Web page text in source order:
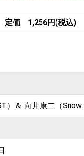
定価 1,256円(税込)
）＆ 向井康二（Snow